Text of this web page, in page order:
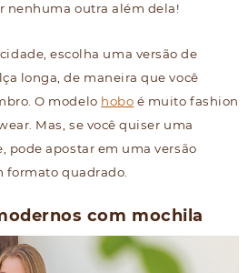
nenhuma outra além dela!
escolha uma versão de
longa, de maneira que você
O modelo hobo é muito fashion
Mas, se você quiser uma
pode apostar em uma versão
formato quadrado.
com mochila